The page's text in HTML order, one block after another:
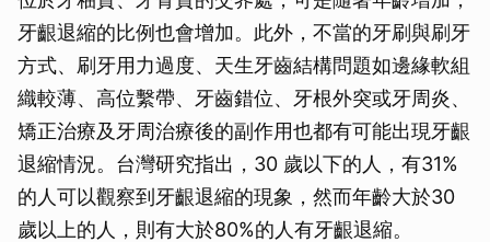
牙齦退縮的比例也會增加。此外，不當的牙刷與刷牙
方式、刷牙用力過度、天生牙齒結構問題如邊緣軟組
織較薄、高位繫帶、牙齒錯位、牙根外突或牙周炎、
矯正治療及牙周治療後的副作用也都有可能出現牙齦
退縮情況。台灣研究指出，30 歲以下的人，有31%
的人可以觀察到牙齦退縮的現象，然而年齡大於30
歲以上的人，則有大於80%的人有牙齦退縮。